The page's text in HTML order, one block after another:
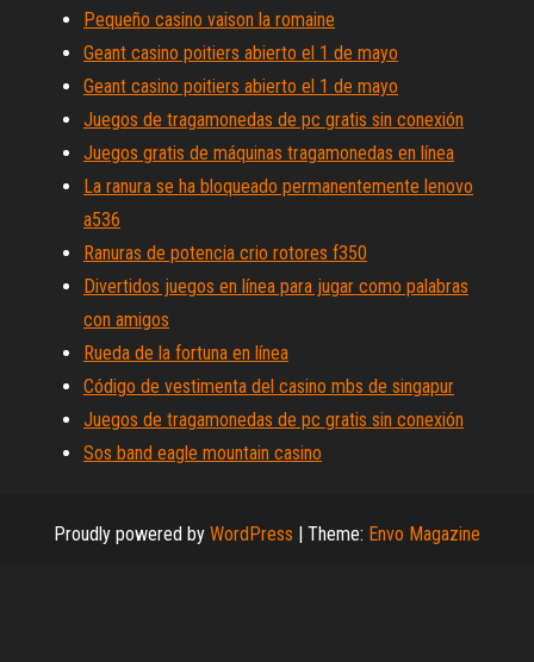
Pequeño casino vaison la romaine
Geant casino poitiers abierto el 1 de mayo
Geant casino poitiers abierto el 1 de mayo
Juegos de tragamonedas de pc gratis sin conexión
Juegos gratis de máquinas tragamonedas en línea
La ranura se ha bloqueado permanentemente lenovo
a536
Ranuras de potencia crio rotores f350
Divertidos juegos en línea para jugar como palabras
con amigos
Rueda de la fortuna en línea
Código de vestimenta del casino mbs de singapur
Juegos de tragamonedas de pc gratis sin conexión
Sos band eagle mountain casino
Proudly powered by WordPress | Theme: Envo Magazine